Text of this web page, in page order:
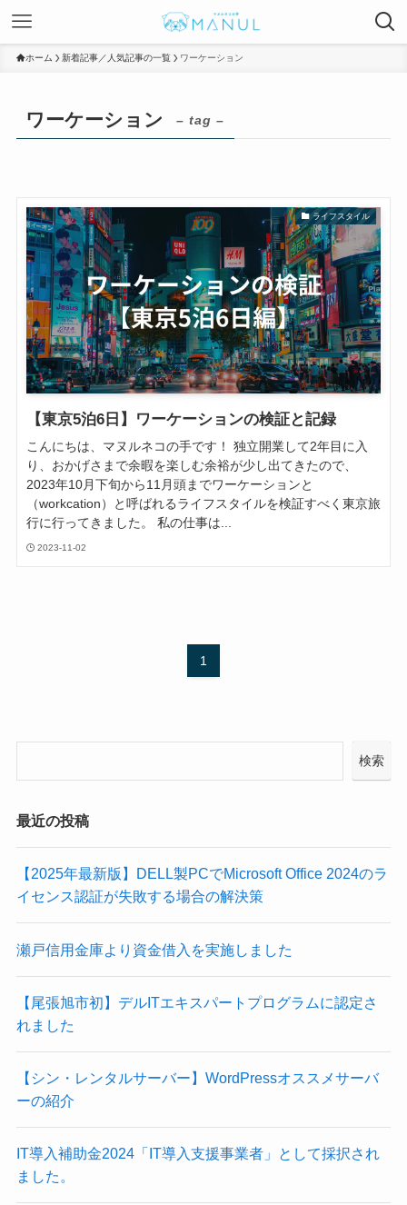
ホーム 新着記事／人気記事の一覧 ワーケーション
ワーケーション – tag –
ライフスタイル
【東京5泊6日】ワーケーションの検証と記録
こんにちは、マヌルネコの手です！ 独立開業して2年目に入
り、おかげさまで余暇を楽しむ余裕が少し出てきたので、
2023年10月下旬から11月頭までワーケーションと
（workcation）と呼ばれるライフスタイルを検証すべく東京旅
行に行ってきました。 私の仕事は...
2023-11-02
1
検索
最近の投稿
【2025年最新版】DELL製PCでMicrosoft Office 2024のラ
イセンス認証が失敗する場合の解決策
瀬戸信用金庫より資金借入を実施しました
【尾張旭市初】デルITエキスパートプログラムに認定さ
れました
【シン・レンタルサーバー】WordPressオススメサーバ
ーの紹介
IT導入補助金2024「IT導入支援事業者」として採択され
ました。